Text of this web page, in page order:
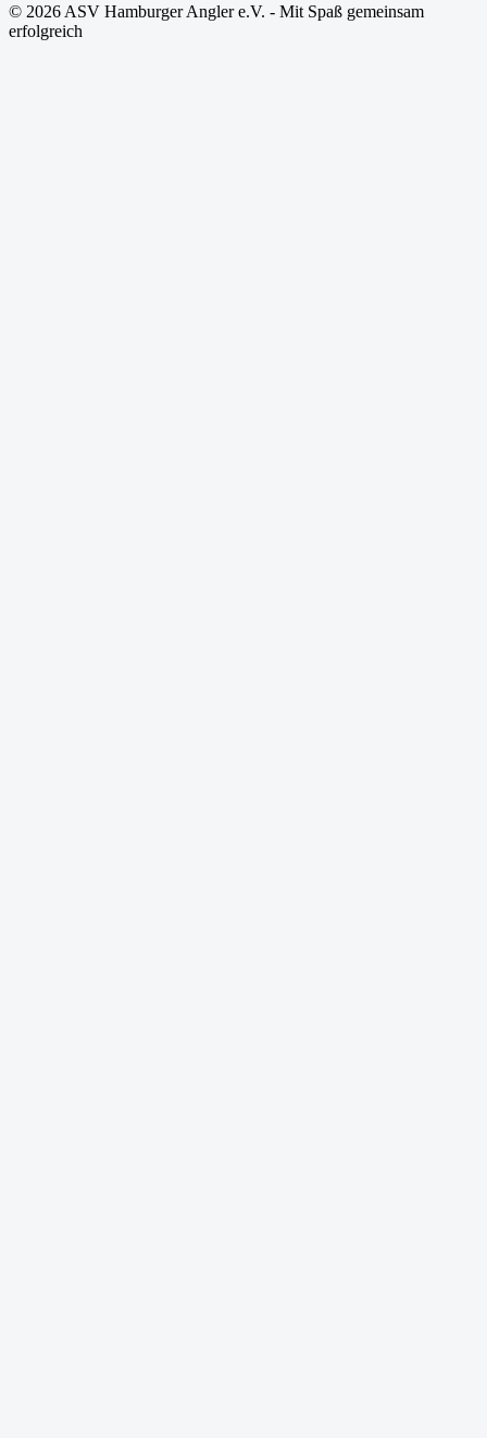
© 2026 ASV Hamburger Angler e.V. - Mit Spaß gemeinsam
erfolgreich